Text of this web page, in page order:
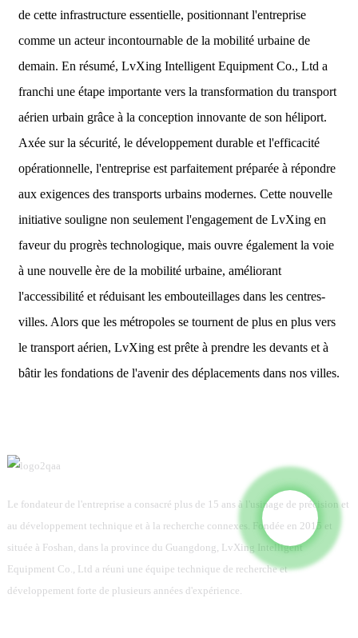
de cette infrastructure essentielle, positionnant l'entreprise
comme un acteur incontournable de la mobilité urbaine de
demain. En résumé, LvXing Intelligent Equipment Co., Ltd a
franchi une étape importante vers la transformation du transport
aérien urbain grâce à la conception innovante de son héliport.
Axée sur la sécurité, le développement durable et l'efficacité
opérationnelle, l'entreprise est parfaitement préparée à répondre
aux exigences des transports urbains modernes. Cette nouvelle
initiative souligne non seulement l'engagement de LvXing en
faveur du progrès technologique, mais ouvre également la voie
à une nouvelle ère de la mobilité urbaine, améliorant
l'accessibilité et réduisant les embouteillages dans les centres-
villes. Alors que les métropoles se tournent de plus en plus vers
le transport aérien, LvXing est prête à prendre les devants et à
bâtir les fondations de l'avenir des déplacements dans nos villes.
Le fondateur de l'entreprise a consacré plus de 15 ans à l'usinage de précision et
au développement technique et à la recherche connexes. Fondée en 2015 et
située à Foshan, dans la province du Guangdong, LvXing Intelligent
Equipment Co., Ltd a réuni une équipe technique de recherche et
développement forte de plusieurs années d'expérience.